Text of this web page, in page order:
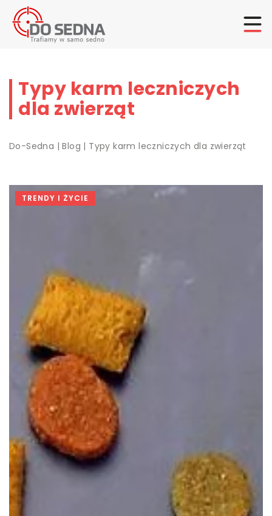
Typy karm leczniczych
dla zwierząt
Do-Sedna |Blog | Typy karm leczniczych dla zwierząt
TRENDY I ŻYCIE